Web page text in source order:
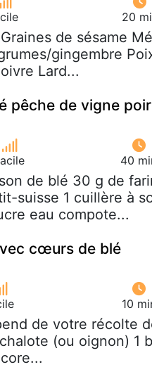
20
de sésame
gingembre
Lard...
pêche de vigne
40
de blé 30 g de
suisse 1 cuillère à
eau compote...
cœurs de blé
10
de votre récolte
(ou oignon) 1